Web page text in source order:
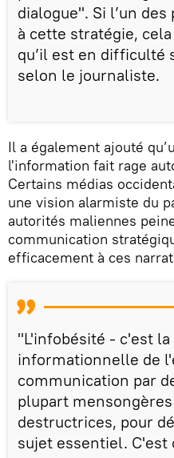
dialogue". Si l’un
à cette stratégie,
qu’il est en difficulté
selon le journaliste.
Il a également ajouté
l'information fait rage
Certains médias
une vision alarmiste du
autorités maliennes
communication
efficacement à ces
"L'infobésité - c'est
informationnelle de
communication par
plupart
destructrices, pour
sujet essentiel.